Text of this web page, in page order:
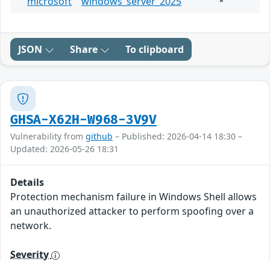
JSON Share To clipboard
GHSA-X62H-W968-3V9V
Vulnerability from github – Published: 2026-04-14 18:30 –
Updated: 2026-05-26 18:31
Details
Protection mechanism failure in Windows Shell allows
an unauthorized attacker to perform spoofing over a
network.
Severity